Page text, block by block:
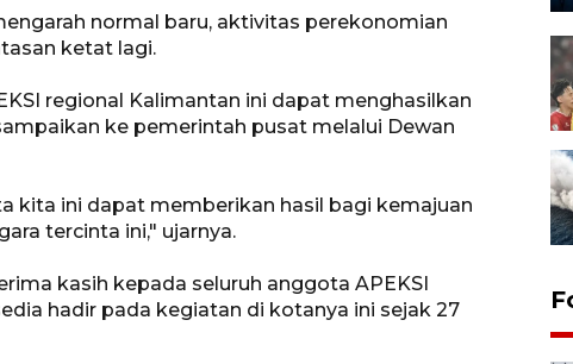
normal baru, aktivitas perekonomian
ketat lagi.
regional Kalimantan ini dapat menghasilkan
ke pemerintah pusat melalui Dewan
kita ini dapat memberikan hasil bagi kemajuan
tercinta ini," ujarnya.
kasih kepada seluruh anggota APEKSI
hadir pada kegiatan di kotanya ini sejak 27